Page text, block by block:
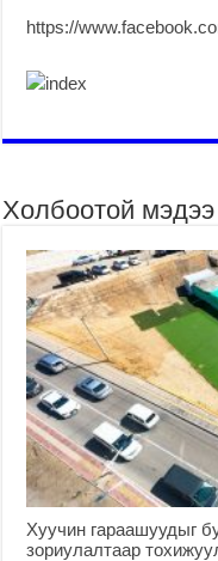
https://
Холбоотой мэдээ
Хуучин гараашуудыг
зориулалтаар